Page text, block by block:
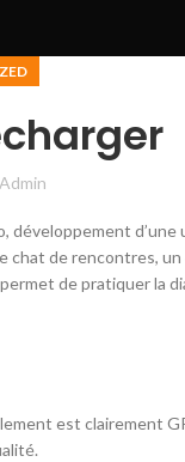
Admin
développement
de rencontres,
de pratiquer la
est clairement